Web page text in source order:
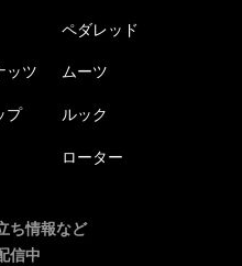
ペダレッド
ッツ ムーツ
プ ルック
ローター
ち情報など
信中